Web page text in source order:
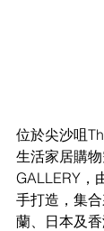
位於尖沙咀
生活家居購
GALLERY，
手打造，集
蘭、日本及